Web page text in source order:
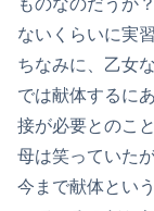
ものなのだうか
ないくらいに実
ちなみに、乙女
では献体するに
接が必要とのこ
母は笑っていた
今まで献体とい